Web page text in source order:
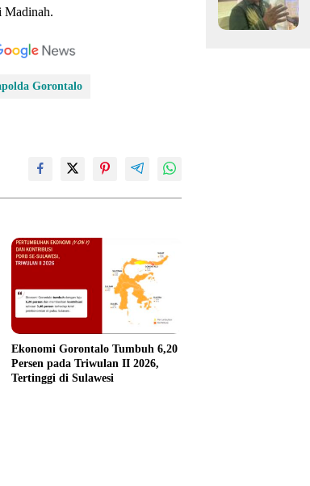
Madinah.
Gorontalo
Ekonomi Gorontalo Tumbuh 6,20
Persen pada Triwulan II 2026,
Tertinggi di Sulawesi